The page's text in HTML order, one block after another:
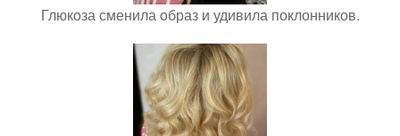
Глюкоза сменила образ и удивила поклонников.